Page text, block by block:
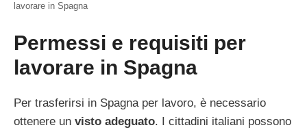
lavorare in Spagna
Permessi e requisiti per
lavorare in Spagna
Per trasferirsi in Spagna per lavoro, è necessario
ottenere un visto adeguato. I cittadini italiani possono